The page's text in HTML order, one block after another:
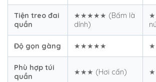
Tiện treo đai
quần
★★★★★ (Bấm là
dính)
Độ gọn gàng ★★★★★
Phù hợp túi
quần
★★★ (Hơi cấn)